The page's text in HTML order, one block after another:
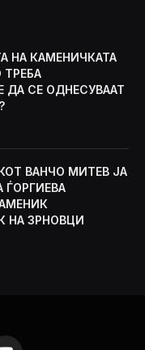
НА КАМЕНИЧКАТА
ТРЕБА
ДА СЕ ОДНЕСУВААТ
ВАНЧО МИТЕВ ЈА
ЃОРГИЕВА
НА ЗРНОВЦИ